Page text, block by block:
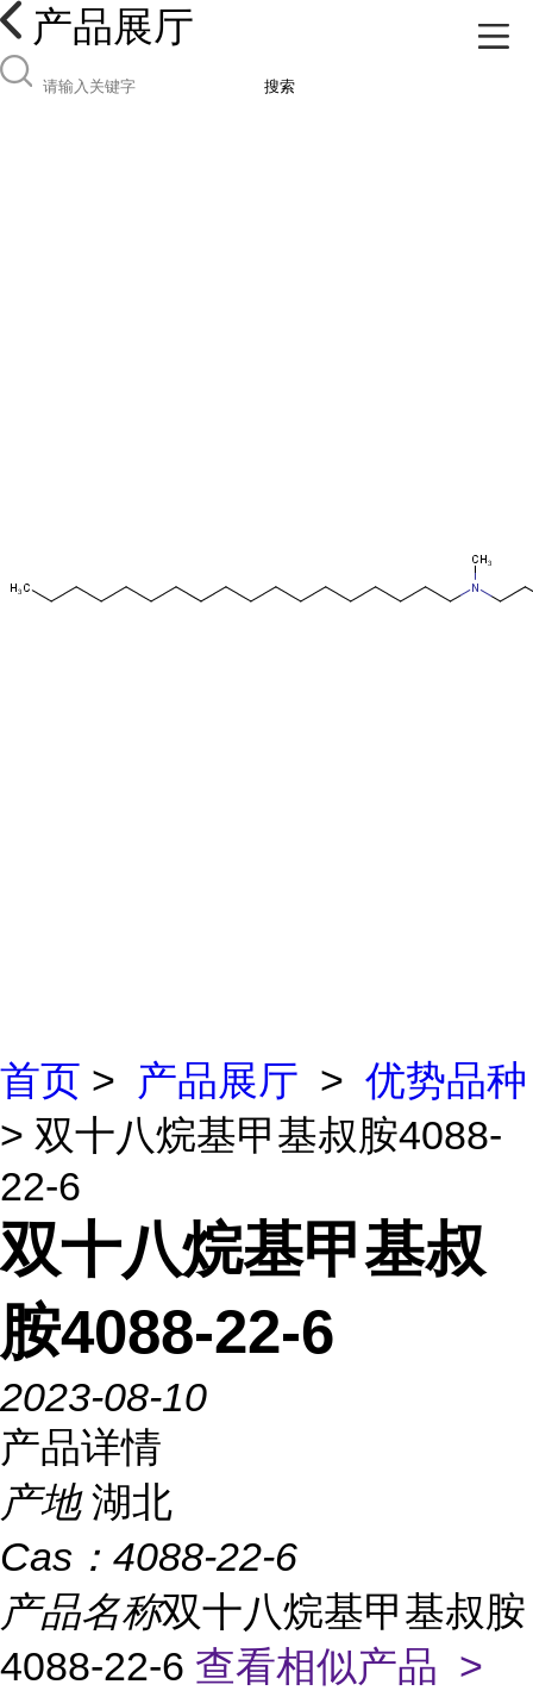
产品展厅
搜索
首页 > 产品展厅 > 优势品种
> 双十八烷基甲基叔胺4088-
22-6
双十八烷基甲基叔
胺4088-22-6
2023-08-10
产品详情
产地 湖北
Cas： 4088-22-6
产品名称双十八烷基甲基叔胺
4088-22-6 查看相似产品 >